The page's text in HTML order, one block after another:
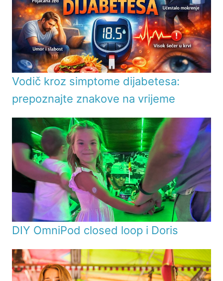
Vodič kroz simptome dijabetesa:
prepoznajte znakove na vrijeme
DIY OmniPod closed loop i Doris